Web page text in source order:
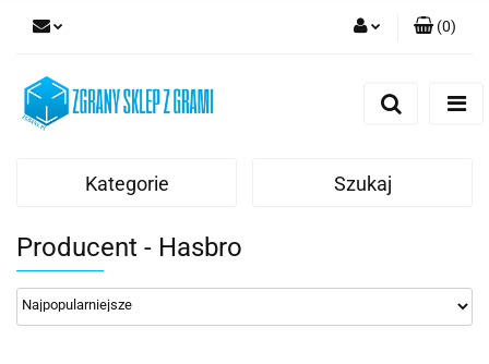
(0)
Kategorie Szukaj
Producent - Hasbro